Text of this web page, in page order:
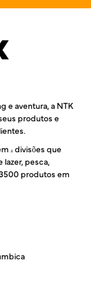
e aventura, a NTK
produtos e
4 divisões que
lazer, pesca,
produtos em